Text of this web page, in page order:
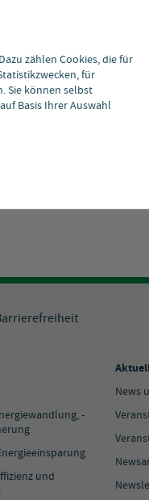
und „Nichtstun“
insbesondere
Unternehmen
& Unternehmen.NRW
-
und
News
zählen Cookies, die für
für
Sie können selbst
Basis Ihrer Auswahl